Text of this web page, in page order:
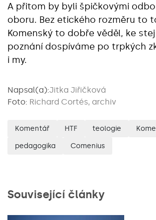
A přitom by byli špičkovými
oboru. Bez etického rozměru to
Komenský to dobře věděl, ke
poznání dospíváme po trpkých
i my.
Napsal(a):Jitka Jiřičková
Foto: Richard Cortés, archiv
Komentář HTF teologie
pedagogika Comenius
Související články